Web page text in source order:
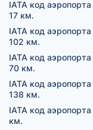
IATA код аэропорта
17 км.
IATA код аэропорта
102 км.
IATA код аэропорта
70 км.
IATA код аэропорта
138 км.
IATA код аэропорта
км.